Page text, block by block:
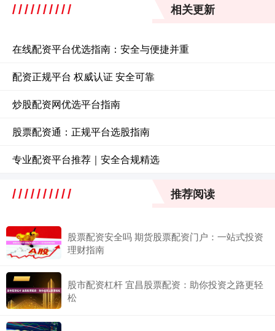
相关更新
在线配资平台优选指南：安全与便捷并重
配资正规平台 权威认证 安全可靠
炒股配资网优选平台指南
股票配资通：正规平台选股指南
专业配资平台推荐｜安全合规精选
推荐阅读
股票配资安全吗 期货股票配资门户：一站式投资
理财指南
股市配资杠杆 宜昌股票配资：助你投资之路更轻
松